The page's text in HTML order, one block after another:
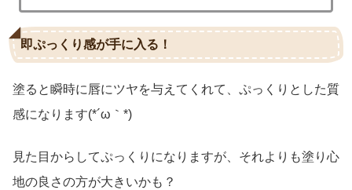
即ぷっくり感が手に入る！
塗ると瞬時に唇にツヤを与えてくれて、ぷっくりとした質
感になります(*´ω｀*)
見た目からしてぷっくりになりますが、それよりも塗り心
地の良さの方が大きいかも？